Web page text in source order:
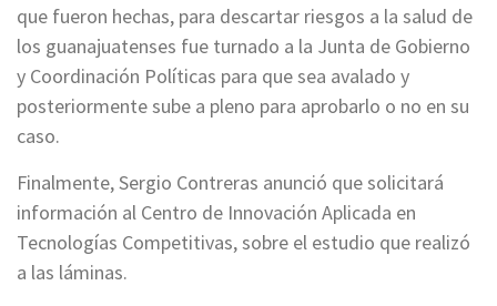
que fueron hechas, para descartar riesgos a la salud de
los guanajuatenses fue turnado a la Junta de Gobierno
y Coordinación Políticas para que sea avalado y
posteriormente sube a pleno para aprobarlo o no en su
caso.
Finalmente, Sergio Contreras anunció que solicitará
información al Centro de Innovación Aplicada en
Tecnologías Competitivas, sobre el estudio que realizó
a las láminas.